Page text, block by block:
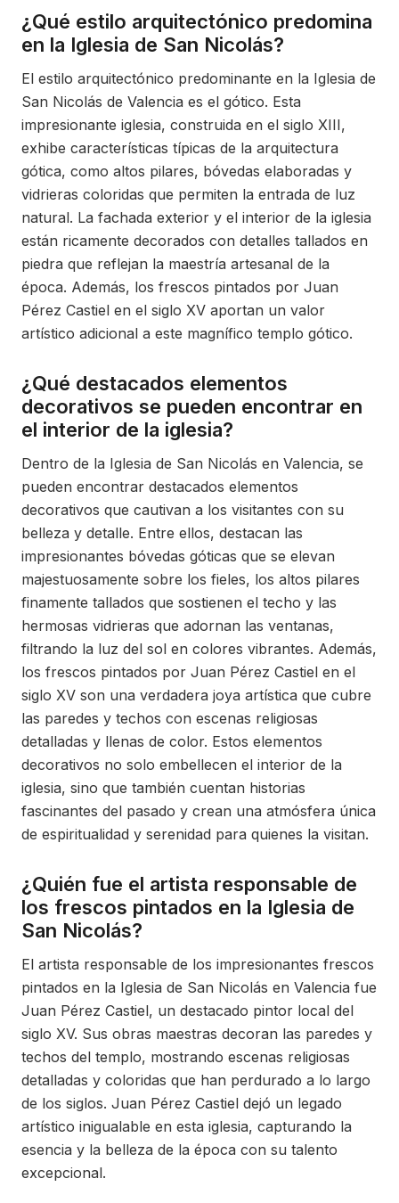
¿Qué estilo arquitectónico predomina
en la Iglesia de San Nicolás?
El estilo arquitectónico predominante en la Iglesia de
San Nicolás de Valencia es el gótico. Esta
impresionante iglesia, construida en el siglo XIII,
exhibe características típicas de la arquitectura
gótica, como altos pilares, bóvedas elaboradas y
vidrieras coloridas que permiten la entrada de luz
natural. La fachada exterior y el interior de la iglesia
están ricamente decorados con detalles tallados en
piedra que reflejan la maestría artesanal de la
época. Además, los frescos pintados por Juan
Pérez Castiel en el siglo XV aportan un valor
artístico adicional a este magnífico templo gótico.
¿Qué destacados elementos
decorativos se pueden encontrar en
el interior de la iglesia?
Dentro de la Iglesia de San Nicolás en Valencia, se
pueden encontrar destacados elementos
decorativos que cautivan a los visitantes con su
belleza y detalle. Entre ellos, destacan las
impresionantes bóvedas góticas que se elevan
majestuosamente sobre los fieles, los altos pilares
finamente tallados que sostienen el techo y las
hermosas vidrieras que adornan las ventanas,
filtrando la luz del sol en colores vibrantes. Además,
los frescos pintados por Juan Pérez Castiel en el
siglo XV son una verdadera joya artística que cubre
las paredes y techos con escenas religiosas
detalladas y llenas de color. Estos elementos
decorativos no solo embellecen el interior de la
iglesia, sino que también cuentan historias
fascinantes del pasado y crean una atmósfera única
de espiritualidad y serenidad para quienes la visitan.
¿Quién fue el artista responsable de
los frescos pintados en la Iglesia de
San Nicolás?
El artista responsable de los impresionantes frescos
pintados en la Iglesia de San Nicolás en Valencia fue
Juan Pérez Castiel, un destacado pintor local del
siglo XV. Sus obras maestras decoran las paredes y
techos del templo, mostrando escenas religiosas
detalladas y coloridas que han perdurado a lo largo
de los siglos. Juan Pérez Castiel dejó un legado
artístico inigualable en esta iglesia, capturando la
esencia y la belleza de la época con su talento
excepcional.